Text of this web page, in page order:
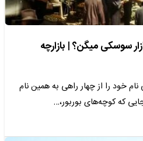
سوسکی میگن؟ | بازارچه
خود را از چهار راهی به همین نام
که کوچه‌های بوربور،…